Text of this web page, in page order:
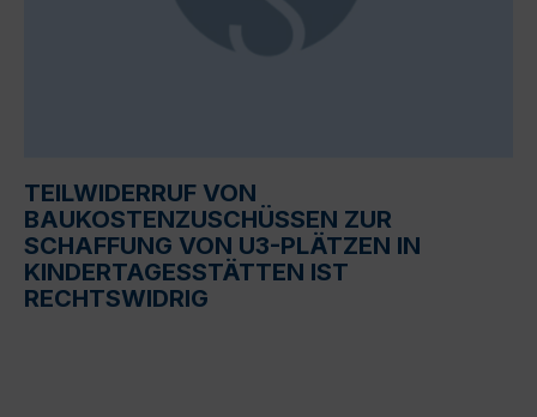
TEILWIDERRUF VON
BAUKOSTENZUSCHÜSSEN ZUR
SCHAFFUNG VON U3-PLÄTZEN IN
KINDERTAGESSTÄTTEN IST
RECHTSWIDRIG